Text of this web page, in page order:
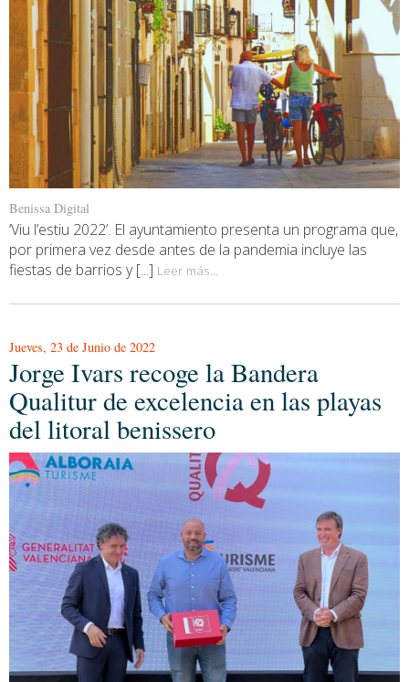
Benissa Digital
‘Viu l’estiu 2022’. El ayuntamiento presenta un programa que,
por primera vez desde antes de la pandemia incluye las
fiestas de barrios y [...] Leer más...
Jueves, 23 de Junio de 2022
Jorge Ivars recoge la Bandera
Qualitur de excelencia en las playas
del litoral benissero